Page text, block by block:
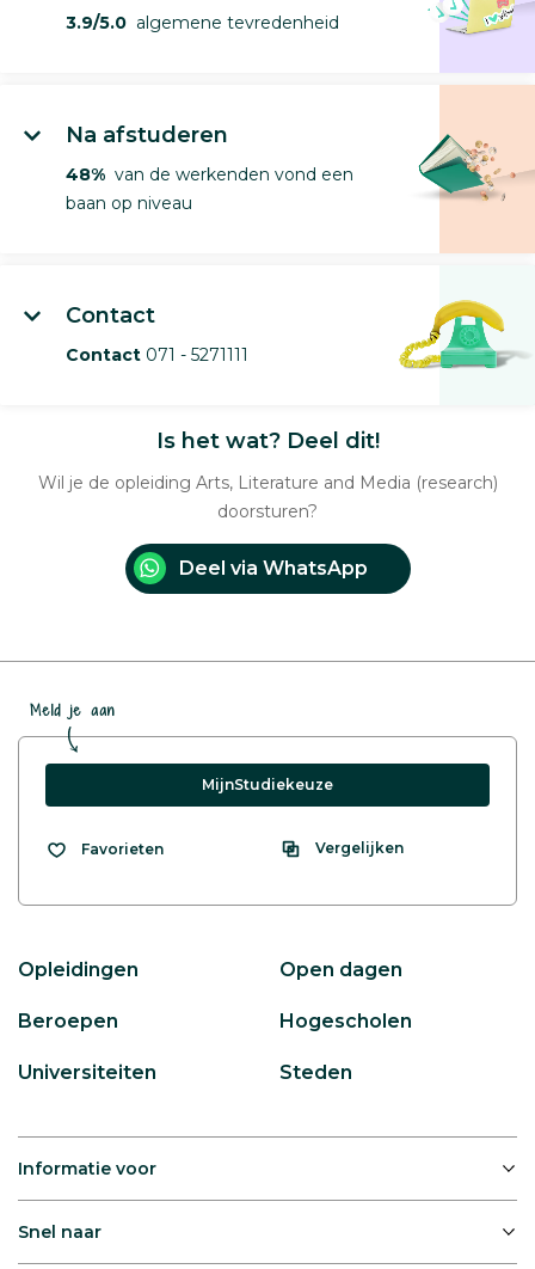
3.9/5.0 algemene tevredenheid
Na afstuderen
48% van de werkenden vond een
baan op niveau
Contact
Contact 071 - 5271111
Is het wat? Deel dit!
Wil je de opleiding Arts, Literature and Media (research)
doorsturen?
Deel via WhatsApp
Meld je aan
MijnStudiekeuze
Favorieten Vergelijken
Opleidingen Open dagen
Beroepen Hogescholen
Universiteiten Steden
Informatie voor
Snel naar